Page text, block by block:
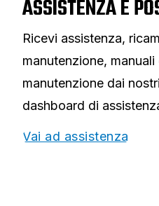
ASSISTENZA E
Ricevi assistenza,
manutenzione,
manutenzione dai
dashboard di
Vai ad assistenza